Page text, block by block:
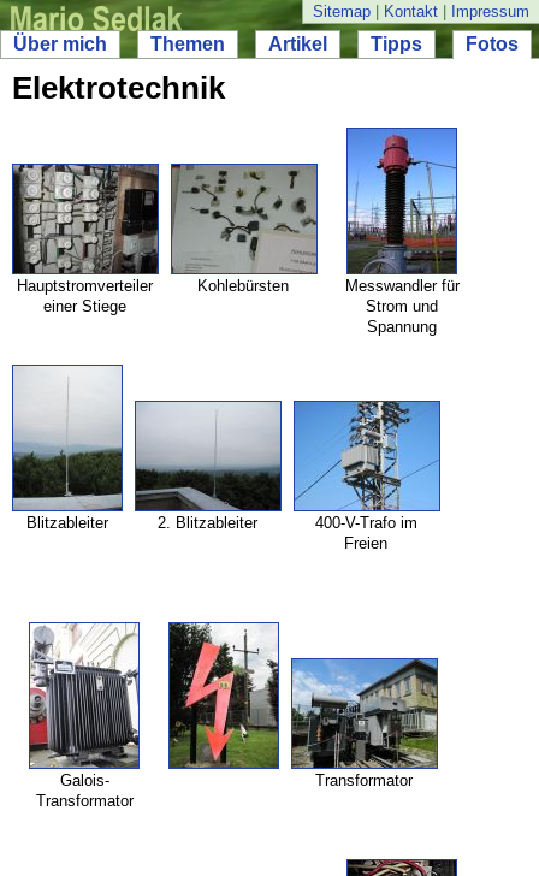
Sitemap Kontakt Impressum
Über mich Themen Artikel Tipps Fotos
Elektrotechnik
Hauptstromverteiler
einer Stiege
Kohlebürsten
Messwandler für
Strom und
Spannung
Blitzableiter 2. Blitzableiter 400-V-Trafo im
Freien
Galois-
Transformator
Transformator